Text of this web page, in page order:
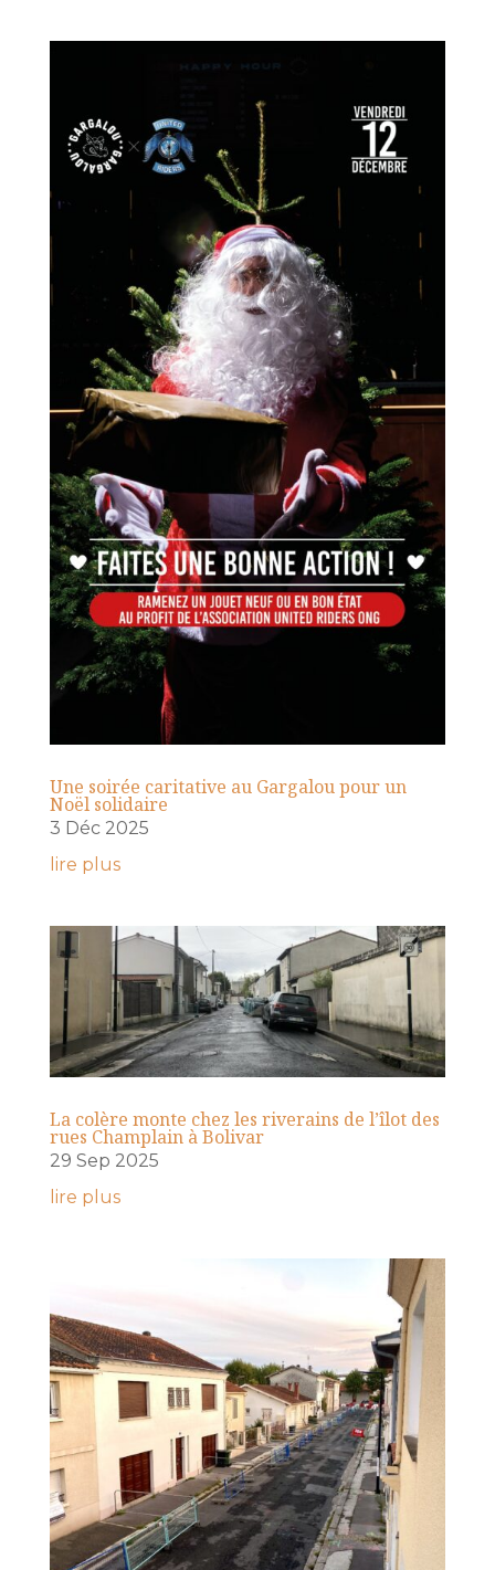
Une soirée caritative au Gargalou pour un
Noël solidaire
3 Déc 2025
lire plus
La colère monte chez les riverains de l’îlot des
rues Champlain à Bolivar
29 Sep 2025
lire plus